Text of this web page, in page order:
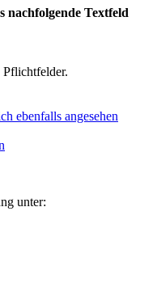
nachfolgende Textfeld
ebenfalls angesehen
unter: